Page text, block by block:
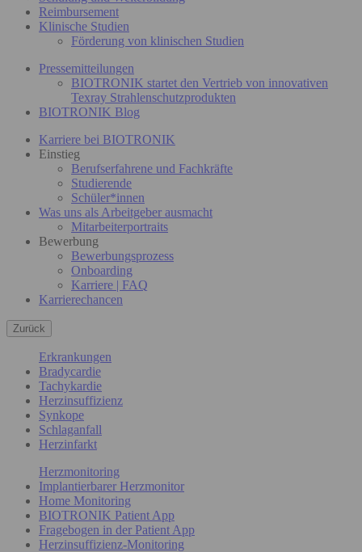
Reimbursement
Klinische Studien
Förderung von klinischen Studien
Pressemitteilungen
BIOTRONIK startet den Vertrieb von innovativen
Texray Strahlenschutzprodukten
BIOTRONIK Blog
Karriere bei BIOTRONIK
Einstieg
Berufserfahrene und Fachkräfte
Studierende
Schüler*innen
Was uns als Arbeitgeber ausmacht
Mitarbeiterportraits
Bewerbung
Bewerbungsprozess
Onboarding
Karriere | FAQ
Karrierechancen
Zurück
Erkrankungen
Bradycardie
Tachykardie
Herzinsuffizienz
Synkope
Schlaganfall
Herzinfarkt
Herzmonitoring
Implantierbarer Herzmonitor
Home Monitoring
BIOTRONIK Patient App
Fragebogen in der Patient App
Herzinsuffizienz-Monitoring